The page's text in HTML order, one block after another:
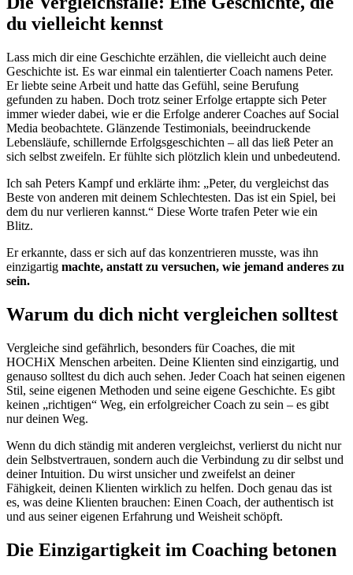
du vielleicht kennst
Lass mich dir eine Geschichte erzählen, die vielleicht auch deine
Geschichte ist. Es war einmal ein talentierter Coach namens Peter.
Er liebte seine Arbeit und hatte das Gefühl, seine Berufung
gefunden zu haben. Doch trotz seiner Erfolge ertappte sich Peter
immer wieder dabei, wie er die Erfolge anderer Coaches auf Social
Media beobachtete. Glänzende Testimonials, beeindruckende
Lebensläufe, schillernde Erfolgsgeschichten – all das ließ Peter an
sich selbst zweifeln. Er fühlte sich plötzlich klein und unbedeutend.
Ich sah Peters Kampf und erklärte ihm: „Peter, du vergleichst das
Beste von anderen mit deinem Schlechtesten. Das ist ein Spiel, bei
dem du nur verlieren kannst.“ Diese Worte trafen Peter wie ein
Blitz.
Er erkannte, dass er sich auf das konzentrieren musste, was ihn
einzigartig machte, anstatt zu versuchen, wie jemand anderes zu
sein.
Warum du dich nicht vergleichen solltest
Vergleiche sind gefährlich, besonders für Coaches, die mit
HOCHiX Menschen arbeiten. Deine Klienten sind einzigartig, und
genauso solltest du dich auch sehen. Jeder Coach hat seinen eigenen
Stil, seine eigenen Methoden und seine eigene Geschichte. Es gibt
keinen „richtigen“ Weg, ein erfolgreicher Coach zu sein – es gibt
nur deinen Weg.
Wenn du dich ständig mit anderen vergleichst, verlierst du nicht nur
dein Selbstvertrauen, sondern auch die Verbindung zu dir selbst und
deiner Intuition. Du wirst unsicher und zweifelst an deiner
Fähigkeit, deinen Klienten wirklich zu helfen. Doch genau das ist
es, was deine Klienten brauchen: Einen Coach, der authentisch ist
und aus seiner eigenen Erfahrung und Weisheit schöpft.
Die Einzigartigkeit im Coaching betonen